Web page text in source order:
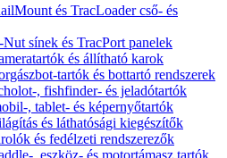
és TracLoader cső- és
sínek és TracPort panelek
és állítható karok
tartók és bottartó rendszerek
, fishfinder- és jeladótartók
, tablet- és képernyőtartók
és láthatósági kiegészítők
és fedélzeti rendszerezők
, eszköz- és motortámasz tartók